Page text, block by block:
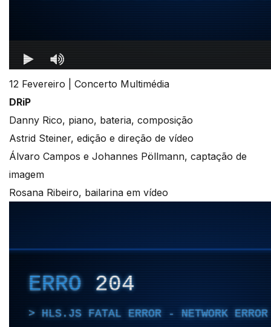
12 Fevereiro | Concerto Multimédia
DRiP
Danny Rico, piano, bateria, composição
Astrid Steiner, edição e direção de vídeo
Álvaro Campos e Johannes Pöllmann, captação de
imagem
Rosana Ribeiro, bailarina em vídeo